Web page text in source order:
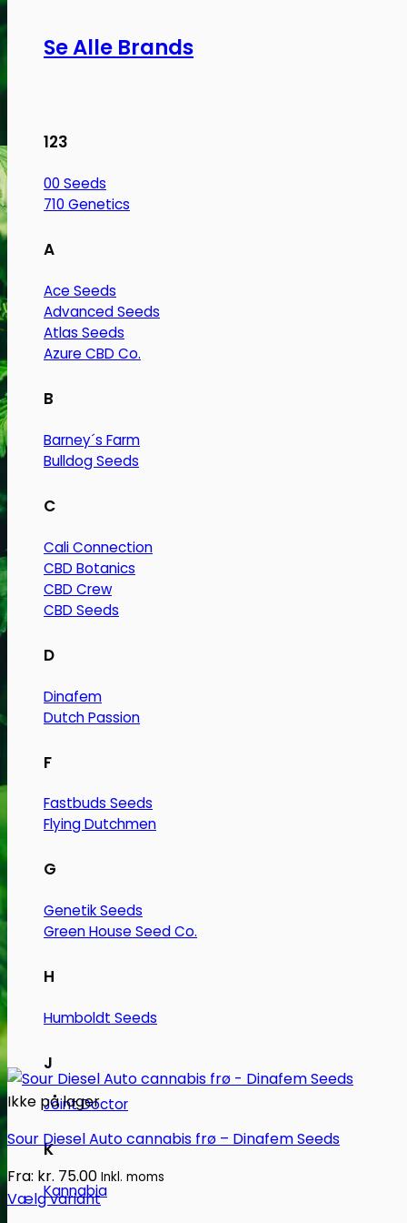
Se Alle Brands
123
00 Seeds
710 Genetics
A
Ace Seeds
Advanced Seeds
Atlas Seeds
Azure CBD Co.
B
Barney´s Farm
Bulldog Seeds
C
Cali Connection
CBD Botanics
CBD Crew
CBD Seeds
D
Dinafem
Dutch Passion
F
Fastbuds Seeds
Flying Dutchmen
G
Genetik Seeds
Green House Seed Co.
H
Humboldt Seeds
J
Joint Doctor
K
Kannabia
Ikke på lager
Sour Diesel Auto cannabis frø – Dinafem Seeds
Fra: kr. 75.00 Inkl. moms
Vælg variant